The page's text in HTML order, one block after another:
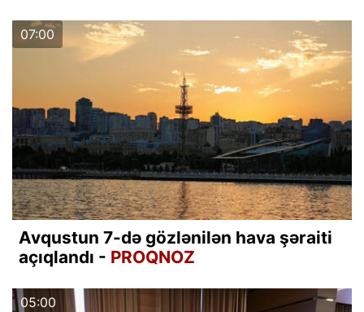
07:00
Avqustun 7-də gözlənilən hava şəraiti
açıqlandı - PROQNOZ
05:00